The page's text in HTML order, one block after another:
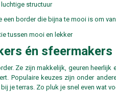
structuur
een border die bijna te mooi is om
én sfeermakers
Ze zijn makkelijk, geuren
Populaire keuzes zijn onder
je terras. Zo pluk je snel even wat